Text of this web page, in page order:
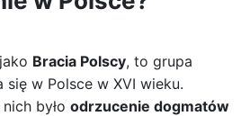
Bracia Polscy, to grupa
się w Polsce w XVI wieku.
było odrzucenie dogmatów